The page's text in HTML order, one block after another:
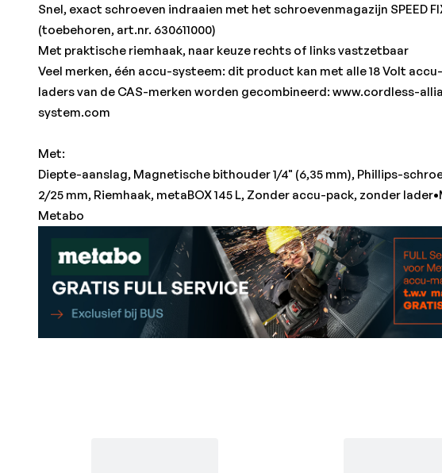
Snel, exact schroeven indraaien met het schroevenmagazijn SPEED
(toebehoren, art.nr. 630611000)
Met praktische riemhaak, naar keuze rechts of links vastzetbaar
Veel merken, één accu-systeem: dit product kan met alle 18 Volt
laders van de CAS-merken worden gecombineerd: www.cordless-
system.com
Met:
Diepte-aanslag, Magnetische bithouder 1/4" (6,35 mm), Phillips-
2/25 mm, Riemhaak, metaBOX 145 L, Zonder accu-pack, zonder
Metabo